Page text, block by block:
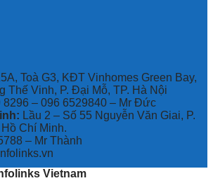
Toà G3, KĐT Vinhomes Green Bay,
Vinh, P. Đại Mỗ, TP. Hà Nội
8296 – ‭096 6529840‬ – Mr Đức
Lầu 2 – Số 55 Nguyễn Văn Giai, P.
Chí Minh.
– Mr Thành
Vietnam